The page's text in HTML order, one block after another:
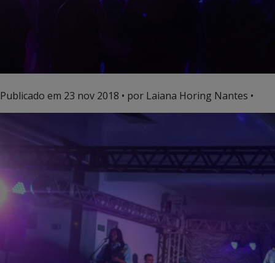
Publicado em 23 nov 2018 • por Laiana Horing Nantes •